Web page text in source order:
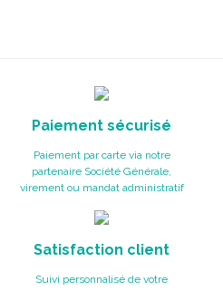
Paiement sécurisé
Paiement par carte via notre
partenaire Société Générale,
virement ou mandat administratif
Satisfaction client
Suivi personnalisé de votre